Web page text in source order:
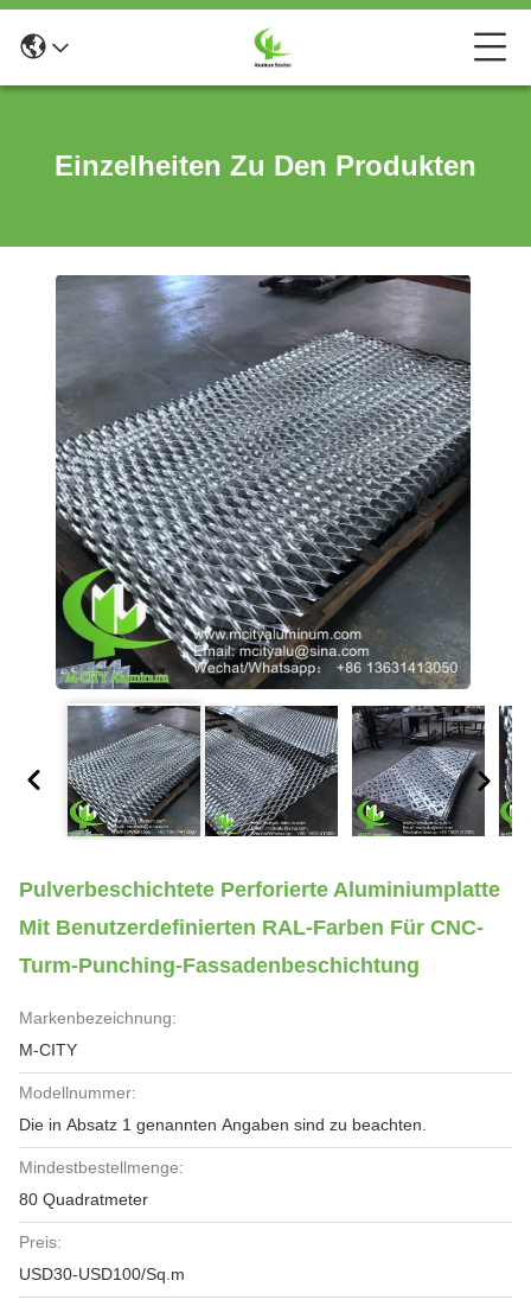
Einzelheiten Zu Den Produkten
Pulverbeschichtete Perforierte Aluminiumplatte
Mit Benutzerdefinierten RAL-Farben Für CNC-
Turm-Punching-Fassadenbeschichtung
Markenbezeichnung:
M-CITY
Modellnummer:
Die in Absatz 1 genannten Angaben sind zu beachten.
Mindestbestellmenge:
80 Quadratmeter
Preis:
USD30-USD100/Sq.m